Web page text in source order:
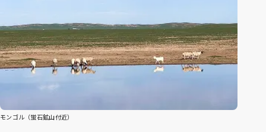
モンゴル（蛍石鉱山付近）